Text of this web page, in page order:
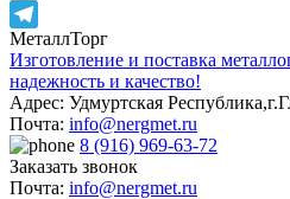
Telegram
МеталлТорг
Изготовление и поставка
надежность и качество!
Адрес: Удмуртская
Почта: info@nergmet.ru
8 (916) 969-63-72
Заказать звонок
Почта: info@nergmet.ru